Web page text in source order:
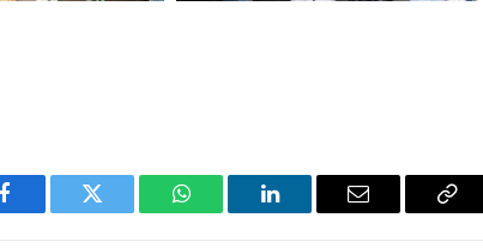
Facebook Twitter WhatsAppLinkedIn Email